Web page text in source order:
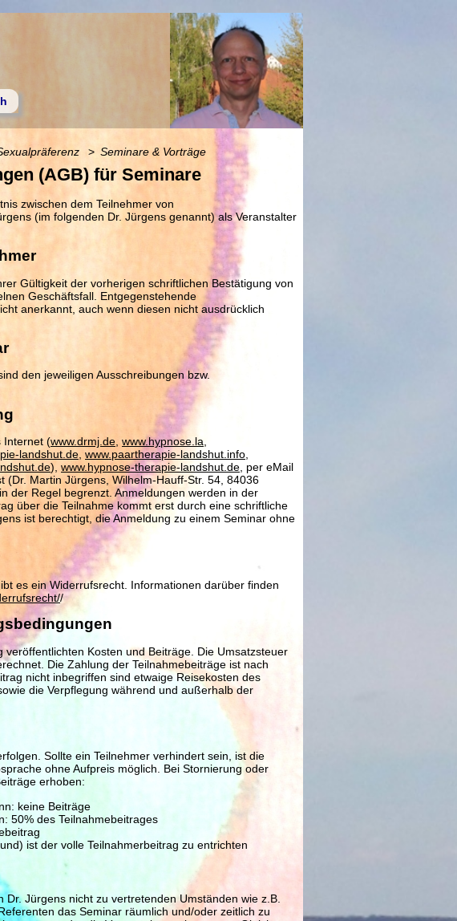
(AGB) für Seminare
zwischen dem Teilnehmer von
(im folgenden Dr. Jürgens genannt) als Veranstalter
Gültigkeit der vorherigen schriftlichen Bestätigung von
Geschäftsfall. Entgegenstehende
anerkannt, auch wenn diesen nicht ausdrücklich
den jeweiligen Ausschreibungen bzw.
Internet (www.drmj.de www.hypnose.la
landshut.de www.paartherapie-landshut.info
), www.hypnose-therapie-landshut.de , per eMail
(Dr. Martin Jürgens, Wilhelm-Hauff-Str. 54, 84036
der Regel begrenzt. Anmeldungen werden in der
über die Teilnahme kommt erst durch eine schriftliche
ist berechtigt, die Anmeldung zu einem Seminar ohne
es ein Widerrufsrecht. Informationen darüber finden
/
Kosten und Beiträge. Die Umsatzsteuer
Die Zahlung der Teilnahmebeiträge ist nach
nicht inbegriffen sind etwaige Reisekosten des
die Verpflegung während und außerhalb der
Sollte ein Teilnehmer verhindert sein, ist die
ohne Aufpreis möglich. Bei Stornierung oder
erhoben:
keine Beiträge
50% des Teilnahmebeitrages
ist der volle Teilnahmerbeitrag zu entrichten
Jürgens nicht zu vertretenden Umständen wie z.B.
das Seminar räumlich und/oder zeitlich zu
Seminare & Vorträge